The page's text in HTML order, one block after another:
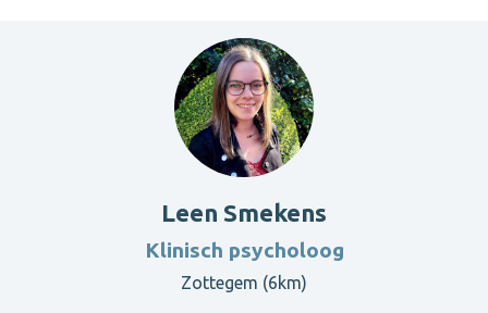
Leen Smekens
Klinisch psycholoog
Zottegem (6km)